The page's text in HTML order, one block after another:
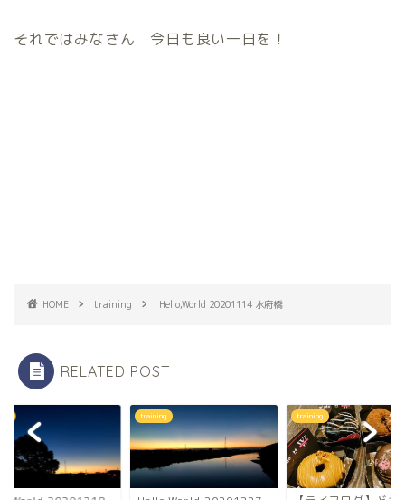
それではみなさん 今日も良い一日を！
HOME training Hello,World 20201114 水府橋
RELATED POST
training training